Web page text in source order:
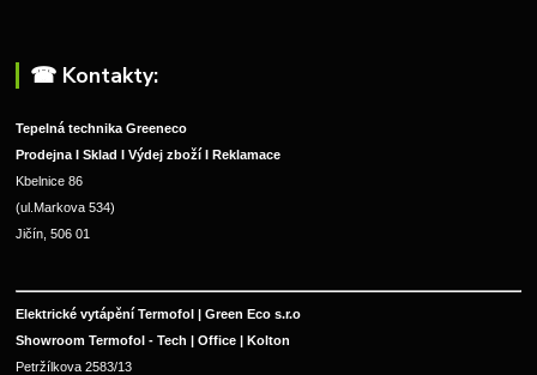
☎︎ Kontakty:
Tepelná technika Greeneco
Prodejna I Sklad I Výdej zboží I Reklamace
Kbelnice 86
(ul.Markova 534)
Jičín, 506 01
Elektrické vytápění Termofol | Green Eco s.r.o
Showroom Termofol - Tech | Office | Kolton
Petržílkova 2583/13